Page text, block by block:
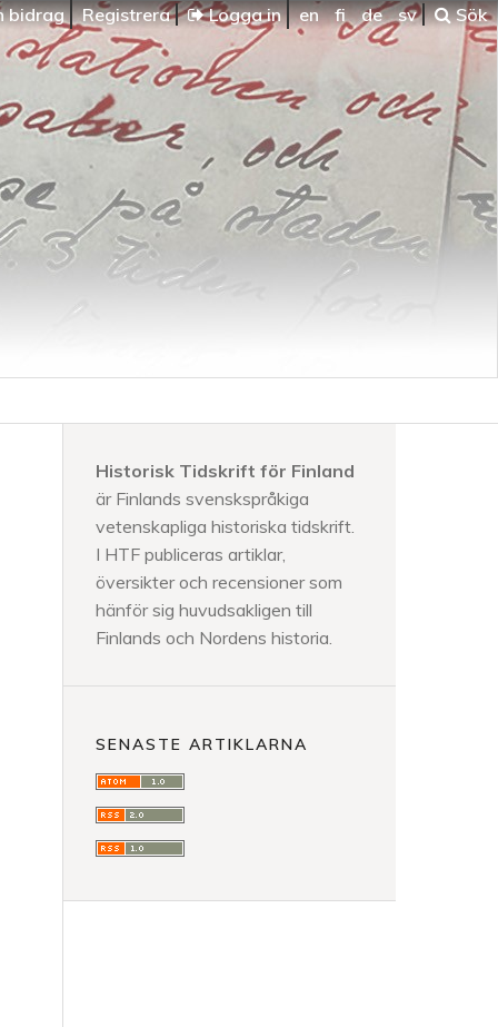
bidrag Registrera Logga in en fi de sv Sök
Historisk Tidskrift för Finland
är Finlands svenskspråkiga
vetenskapliga historiska tidskrift.
I HTF publiceras artiklar,
översikter och recensioner som
hänför sig huvudsakligen till
Finlands och Nordens historia.
SENASTE ARTIKLARNA